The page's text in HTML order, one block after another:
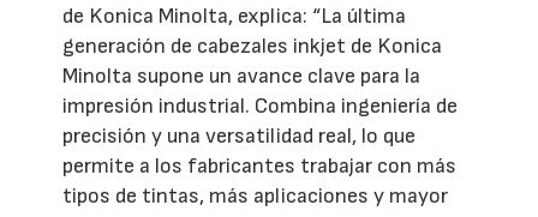
de Konica Minolta, explica: “La última
generación de cabezales inkjet de Konica
Minolta supone un avance clave para la
impresión industrial. Combina ingeniería de
precisión y una versatilidad real, lo que
permite a los fabricantes trabajar con más
tipos de tintas, más aplicaciones y mayor